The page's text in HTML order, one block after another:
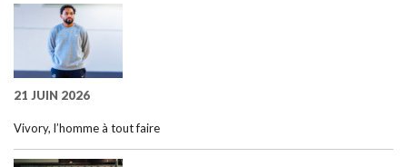
21 JUIN 2026
Vivory, l’homme à tout faire